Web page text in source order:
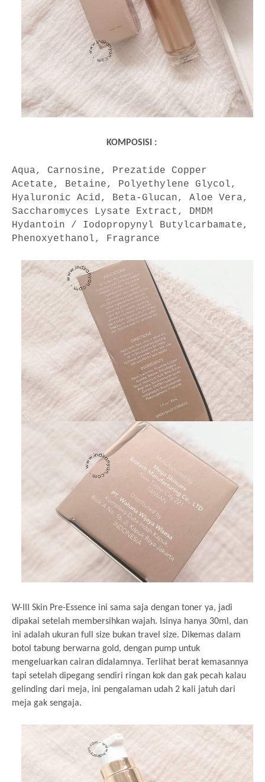
KOMPOSISI :
Aqua, Carnosine, Prezatide Copper
Acetate, Betaine, Polyethylene Glycol,
Hyaluronic Acid, Beta-Glucan, Aloe Vera,
Saccharomyces Lysate Extract, DMDM
Hydantoin / Iodopropynyl Butylcarbamate,
Phenoxyethanol, Fragrance
W-III Skin Pre-Essence ini sama saja dengan toner ya, jadi
dipakai setelah membersihkan wajah. Isinya hanya 30ml, dan
ini adalah ukuran full size bukan travel size. Dikemas dalam
botol tabung berwarna gold, dengan pump untuk
mengeluarkan cairan didalamnya. Terlihat berat kemasannya
tapi setelah dipegang sendiri ringan kok dan gak pecah kalau
gelinding dari meja, ini pengalaman udah 2 kali jatuh dari
meja gak sengaja.